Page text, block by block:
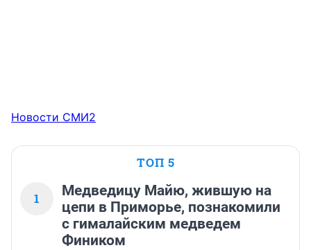
Новости СМИ2
ТОП 5
1
Медведицу Майю, жившую на
цепи в Приморье, познакомили
с гималайским медведем
Фиником